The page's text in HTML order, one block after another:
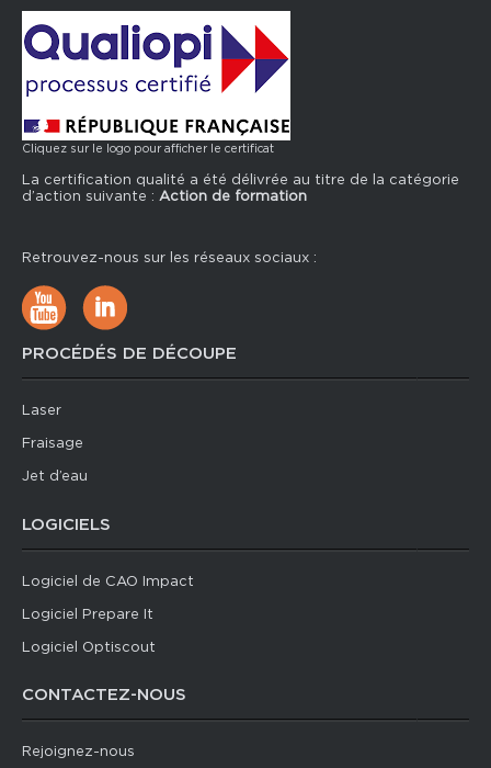
Cliquez sur le logo pour afficher le certificat
La certification qualité a été délivrée au titre de la catégorie
d’action suivante : Action de formation
Retrouvez-nous sur les réseaux sociaux :
PROCÉDÉS DE DÉCOUPE
Laser
Fraisage
Jet d’eau
LOGICIELS
Logiciel de CAO Impact
Logiciel Prepare It
Logiciel Optiscout
CONTACTEZ-NOUS
Rejoignez-nous